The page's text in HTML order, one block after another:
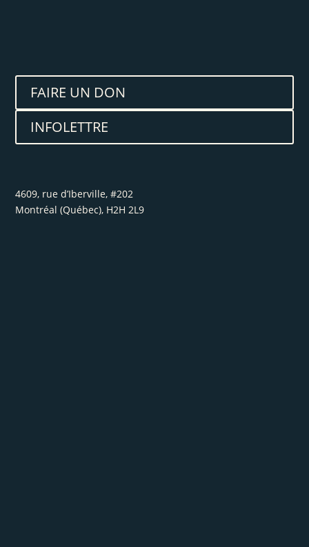
FAIRE UN DON
INFOLETTRE
4609, rue d’Iberville, #202
Montréal (Québec), H2H 2L9